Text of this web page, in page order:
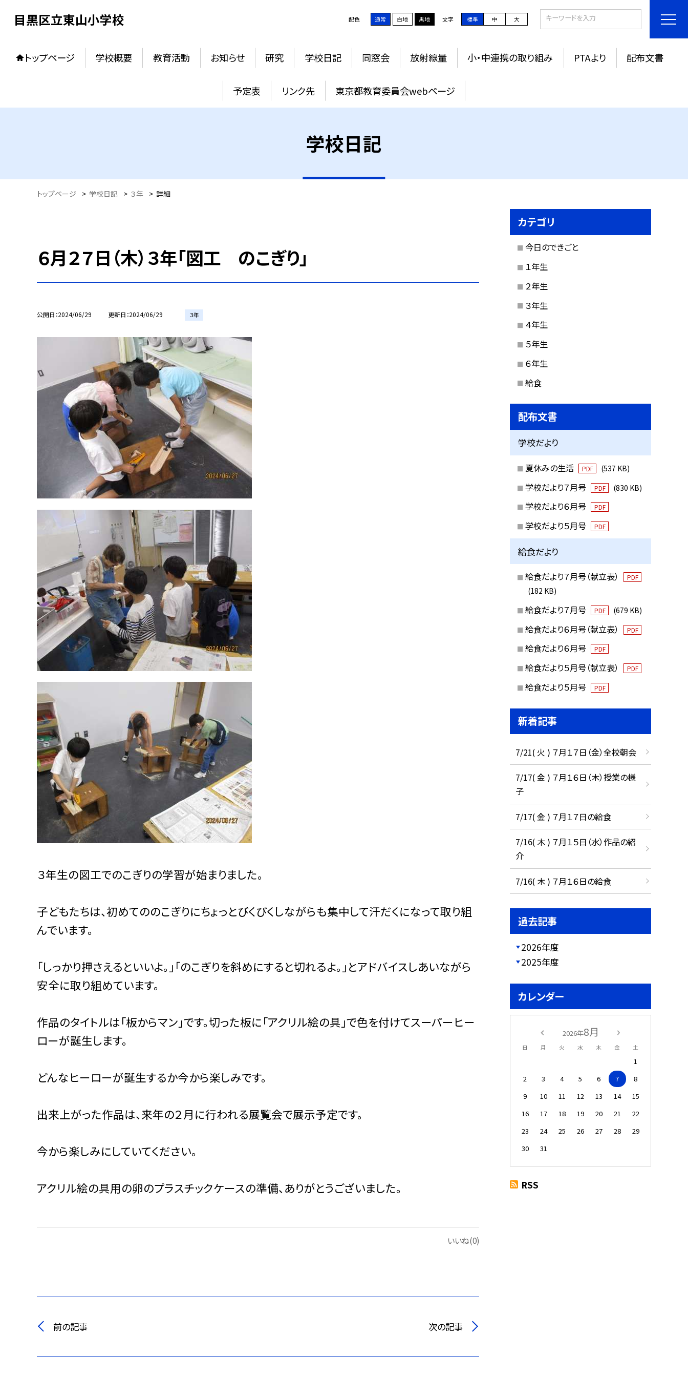
目黒区立東山小学校 配色 通常 白地 黒地 文字 標準 中 大
トップページ 学校概要 教育活動 お知らせ 研究 学校日記 同窓会 放射線量 小・中連携の取り組み PTAより 配布文書
予定表 リンク先 東京都教育委員会webページ
学校日記
トップページ > 学校日記 > ３年 > 詳細
６月２７日（木）３年「図工 のこぎり」
公開日 2024/06/29 更新日 2024/06/29 ３年
３年生の図工でのこぎりの学習が始まりました。
子どもたちは、初めてののこぎりにちょっとびくびくしながらも集中して汗だくになって取り組
んでいます。
「しっかり押さえるといいよ。」「のこぎりを斜めにすると切れるよ。」とアドバイスしあいながら
安全に取り組めています。
作品のタイトルは「板からマン」です。切った板に「アクリル絵の具」で色を付けてスーパーヒー
ローが誕生します。
どんなヒーローが誕生するか今から楽しみです。
出来上がった作品は、来年の２月に行われる展覧会で展示予定です。
今から楽しみにしていてください。
アクリル絵の具用の卵のプラスチックケースの準備、ありがとうございました。
いいね(0)
前の記事 次の記事
カテゴリ
今日のできごと
１年生
２年生
３年生
４年生
５年生
６年生
給食
配布文書
学校だより
夏休みの生活 PDF (537 KB)
学校だより７月号 PDF (830 KB)
学校だより６月号 PDF
学校だより５月号 PDF
給食だより
給食だより７月号（献立表） PDF
(182 KB)
給食だより７月号 PDF (679 KB)
給食だより６月号（献立表） PDF
給食だより６月号 PDF
給食だより５月号（献立表） PDF
給食だより５月号 PDF
新着記事
7/21( 火 ) ７月１７日（金）全校朝会
7/17( 金 ) ７月１６日（木）授業の様
子
7/17( 金 ) ７月１７日の給食
7/16( 木 ) ７月１５日（水）作品の紹
介
7/16( 木 ) ７月１６日の給食
過去記事
2026年度
2025年度
カレンダー
2026年8月
日 月 火 水 木 金 土
1
2
3 4 5 6 7
8
9
10 11 12 13 14
15
16
17 18 19 20 21
22
23
24 25 26 27 28
29
30
31
RSS